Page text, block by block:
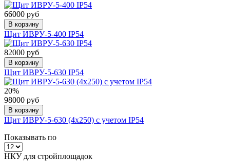
66000 руб
В корзину
Щит ИВРУ-5-400 IP54
82000 руб
В корзину
Щит ИВРУ-5-630 IP54
20%
98000 руб
В корзину
Щит ИВРУ-5-630 (4х250) с учетом IP54
Показывать по
НКУ для стройплощадок